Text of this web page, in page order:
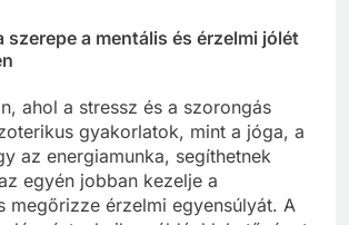
szerepe a mentális és érzelmi jólét
ahol a stressz és a szorongás
gyakorlatok, mint a jóga, a
az energiamunka, segíthetnek
egyén jobban kezelje a
megőrizze érzelmi egyensúlyát. A